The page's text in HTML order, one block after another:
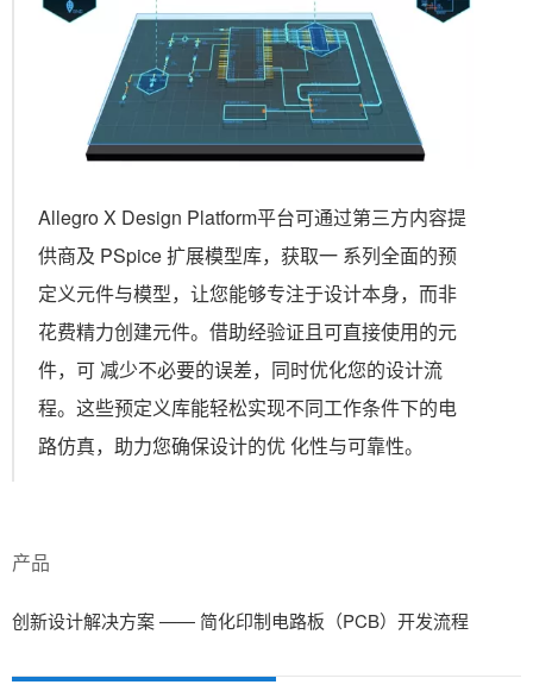
Allegro X Design Platform平台可通过第三方内容提
供商及 PSpice 扩展模型库，获取一 系列全面的预
定义元件与模型，让您能够专注于设计本身，而非
花费精力创建元件。借助经验证且可直接使用的元
件，可 减少不必要的误差，同时优化您的设计流
程。这些预定义库能轻松实现不同工作条件下的电
路仿真，助力您确保设计的优 化性与可靠性。
产品
创新设计解决方案 —— 简化印制电路板（PCB）开发流程